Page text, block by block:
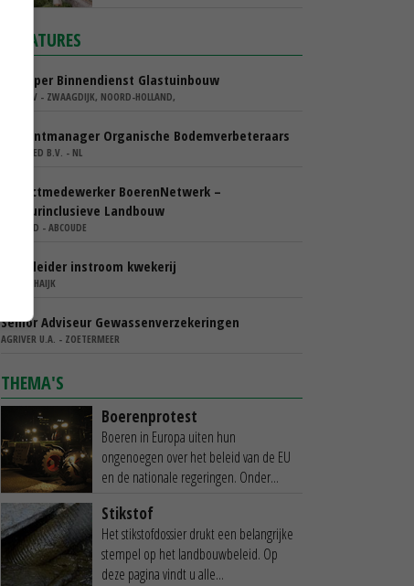
VACATURES
Verkoper Binnendienst Glastuinbouw
KARO BV - ZWAAGDIJK, NOORD-HOLLAND,
Accountmanager Organische Bodemverbeteraars
COMGOED B.V. - NL
Projectmedewerker BoerenNetwerk –
Natuurinclusieve Landbouw
WIJ.LAND - ABCOUDE
Teamleider instroom kwekerij
IBN - SCHAIJK
Senior Adviseur Gewassenverzekeringen
AGRIVER U.A. - ZOETERMEER
THEMA'S
Boerenprotest
Boeren in Europa uiten hun
ongenoegen over het beleid van de EU
en de nationale regeringen. Onder...
Stikstof
Het stikstofdossier drukt een belangrijke
stempel op het landbouwbeleid. Op
deze pagina vindt u alle...